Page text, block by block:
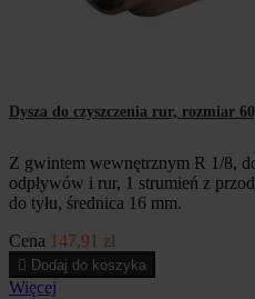
Dysza do czyszczenia rur, rozmiar
Z gwintem wewnętrznym R 1/8,
odpływów i rur, 1 strumień z
do tyłu, średnica 16 mm.
Cena 147,91 zł
 Dodaj do koszyka
Więcej